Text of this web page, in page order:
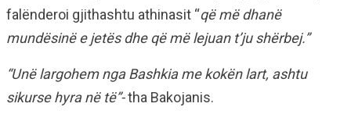
falënderoi gjithashtu athinasit “që më dhanë
mundësinë e jetës dhe që më lejuan t’ju shërbej.”
“Unë largohem nga Bashkia me kokën lart, ashtu
sikurse hyra në të”-tha Bakojanis.